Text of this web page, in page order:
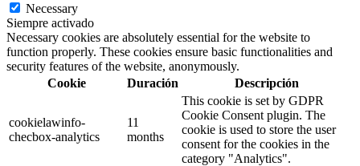
Necessary
Siempre activado
Necessary cookies are absolutely essential for the website to
function properly. These cookies ensure basic functionalities and
security features of the website, anonymously.
Cookie
Duración Descripción
cookielawinfo-
checbox-analytics
11
months
This cookie is set by GDPR
Cookie Consent plugin. The
cookie is used to store the user
consent for the cookies in the
category "Analytics".